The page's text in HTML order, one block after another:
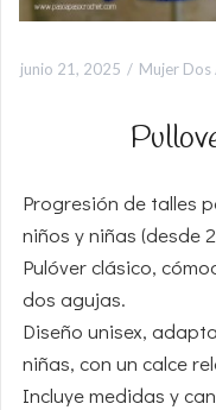
junio 21, 2025 Mujer Dos
Progresión de talles
niños y niñas (desde
Pulóver clásico,
dos agujas.
Diseño unisex,
niñas, con un calce
Incluye medidas y